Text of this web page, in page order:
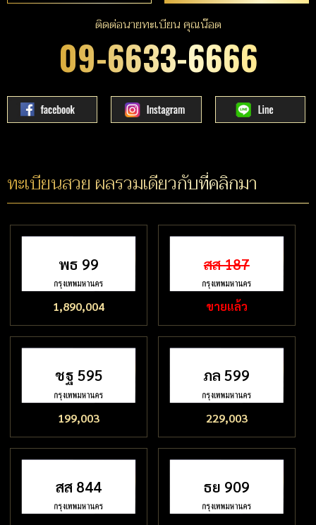
ติดต่อนายทะเบียน คุณน๊อต
09-6633-6666
ทะเบียนสวย ผลรวมเดียวกับที่คลิกมา
พธ 99
1,890,004
สส 187
ขายแล้ว
ชฐ 595
199,003
ภล 599
229,003
สส 844 ธย 909